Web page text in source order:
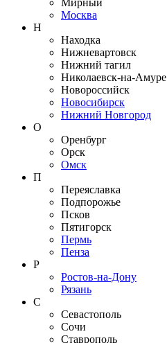
Москва
Н
Находка
Нижневартовск
Нижний тагил
Николаевск-на-Амуре
Новороссийск
Новосибирск
Нижний Новгород
О
Оренбург
Орск
Омск
П
Переяславка
Подпорожье
Псков
Пятигорск
Пермь
Пенза
Р
Ростов-на-Дону
Рязань
С
Севастополь
Сочи
Ставрополь